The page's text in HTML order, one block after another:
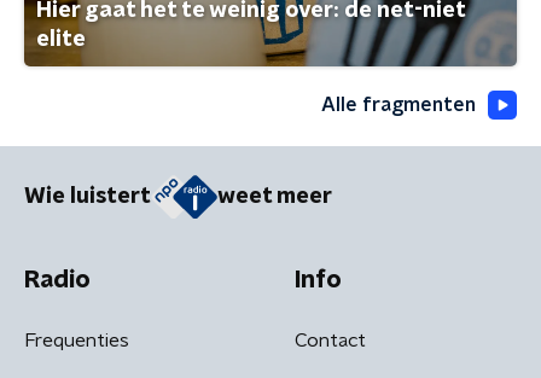
Hier gaat het te weinig over: de net-niet
elite
Alle fragmenten
Wie luistert weet meer
Radio
Frequenties
Info
Contact